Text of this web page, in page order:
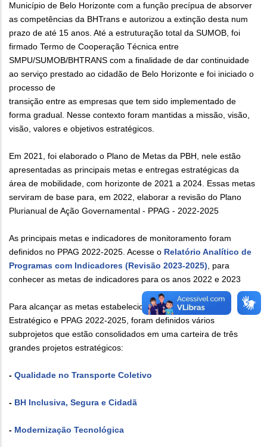
Município de Belo Horizonte com a função precípua de absorver
as competências da BHTrans e autorizou a extinção desta num
prazo de até 15 anos. Até a estruturação total da SUMOB, foi
firmado Termo de Cooperação Técnica entre
SMPU/SUMOB/BHTRANS com a finalidade de dar continuidade
ao serviço prestado ao cidadão de Belo Horizonte e foi iniciado o
processo de
transição entre as empresas que tem sido implementado de
forma gradual. Nesse contexto foram mantidas a missão, visão,
visão, valores e objetivos estratégicos.
Em 2021, foi elaborado o Plano de Metas da PBH, nele estão
apresentadas as principais metas e entregas estratégicas da
área de mobilidade, com horizonte de 2021 a 2024. Essas metas
serviram de base para, em 2022, elaborar a revisão do Plano
Plurianual de Ação Governamental - PPAG - 2022-2025
As principais metas e indicadores de monitoramento foram
definidos no PPAG 2022-2025. Acesse o Relatório Analítico de
Programas com Indicadores (Revisão 2023-2025) , para
conhecer as metas de indicadores para os anos 2022 e 2023
Para alcançar as metas estabelecidas no Planejamento
Estratégico e PPAG 2022-2025, foram definidos vários
subprojetos que estão consolidados em uma carteira de três
grandes projetos estratégicos:
- Qualidade no Transporte Coletivo
- BH Inclusiva, Segura e Cidadã
- Modernização Tecnológica